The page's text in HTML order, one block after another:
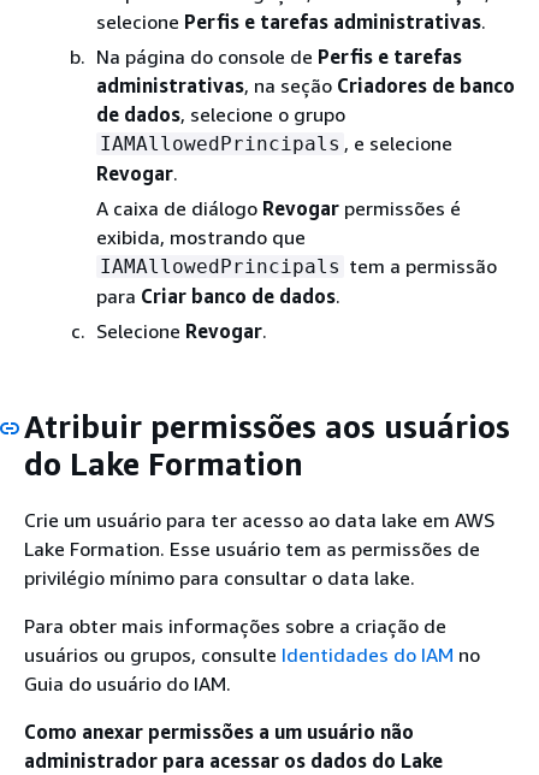
selecione Perfis e tarefas administrativas.
Na página do console de Perfis e tarefas
administrativas, na seção Criadores de banco
de dados, selecione o grupo
IAMAllowedPrincipals , e selecione
Revogar.
A caixa de diálogo Revogar permissões é
exibida, mostrando que
IAMAllowedPrincipals tem a permissão
para Criar banco de dados.
Selecione Revogar.
Atribuir permissões aos usuários
do Lake Formation
Crie um usuário para ter acesso ao data lake em AWS
Lake Formation. Esse usuário tem as permissões de
privilégio mínimo para consultar o data lake.
Para obter mais informações sobre a criação de
usuários ou grupos, consulte Identidades do IAM no
Guia do usuário do IAM.
Como anexar permissões a um usuário não
administrador para acessar os dados do Lake